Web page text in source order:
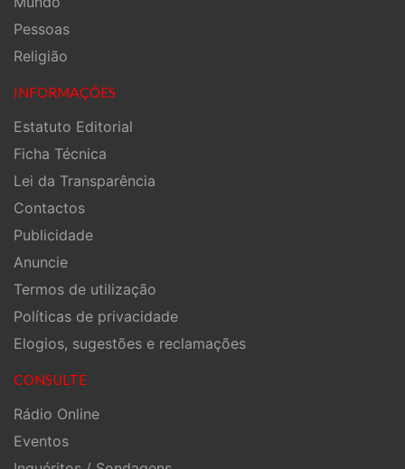
Pessoas
Religião
INFORMAÇÕES
Estatuto Editorial
Ficha Técnica
Lei da Transparência
Contactos
Publicidade
Anuncie
Termos de utilização
Políticas de privacidade
Elogios, sugestões e reclamações
CONSULTE
Rádio Online
Eventos